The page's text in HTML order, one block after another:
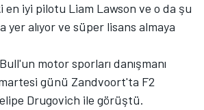
en iyi pilotu Liam Lawson ve o da şu
yer alıyor ve süper lisans almaya
motor sporları danışmanı
günü Zandvoort'ta F2
Drugovich ile görüştü.